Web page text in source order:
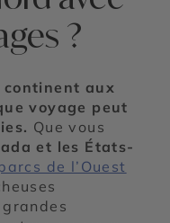
?
continent aux
voyage peut
Que vous
et les États-
de l’Ouest